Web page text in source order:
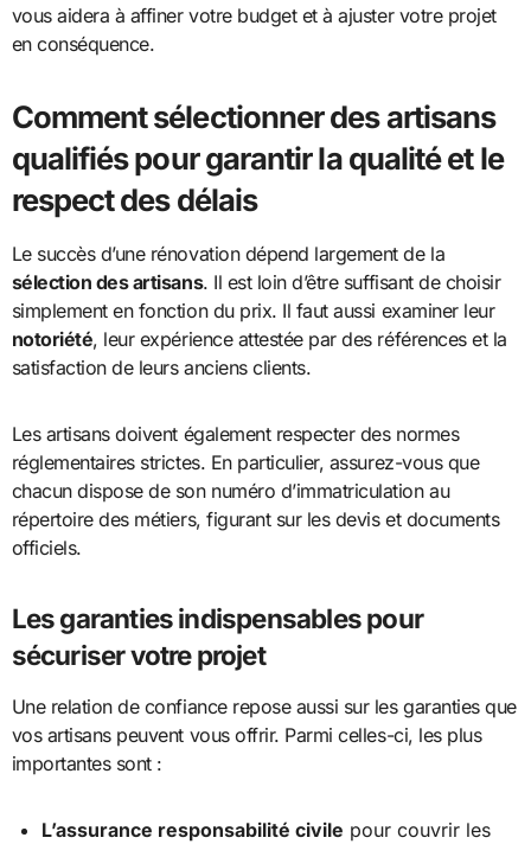
vous aidera à affiner votre budget et à ajuster votre projet
en conséquence.
Comment sélectionner des artisans
qualifiés pour garantir la qualité et le
respect des délais
Le succès d’une rénovation dépend largement de la
sélection des artisans. Il est loin d’être suffisant de choisir
simplement en fonction du prix. Il faut aussi examiner leur
notoriété, leur expérience attestée par des références et la
satisfaction de leurs anciens clients.
Les artisans doivent également respecter des normes
réglementaires strictes. En particulier, assurez-vous que
chacun dispose de son numéro d’immatriculation au
répertoire des métiers, figurant sur les devis et documents
officiels.
Les garanties indispensables pour
sécuriser votre projet
Une relation de confiance repose aussi sur les garanties que
vos artisans peuvent vous offrir. Parmi celles-ci, les plus
importantes sont :
L’assurance responsabilité civile pour couvrir les